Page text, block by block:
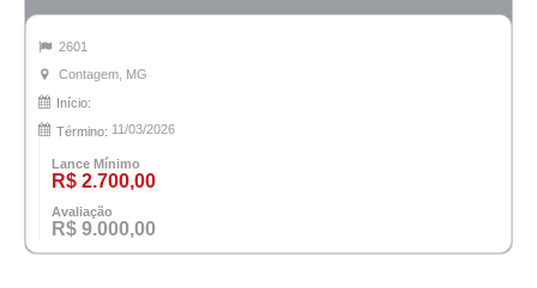
2601
Contagem, MG
Início:
Término: 11/03/2026
Lance Mínimo
R$ 2.700,00
Avaliação
R$ 9.000,00